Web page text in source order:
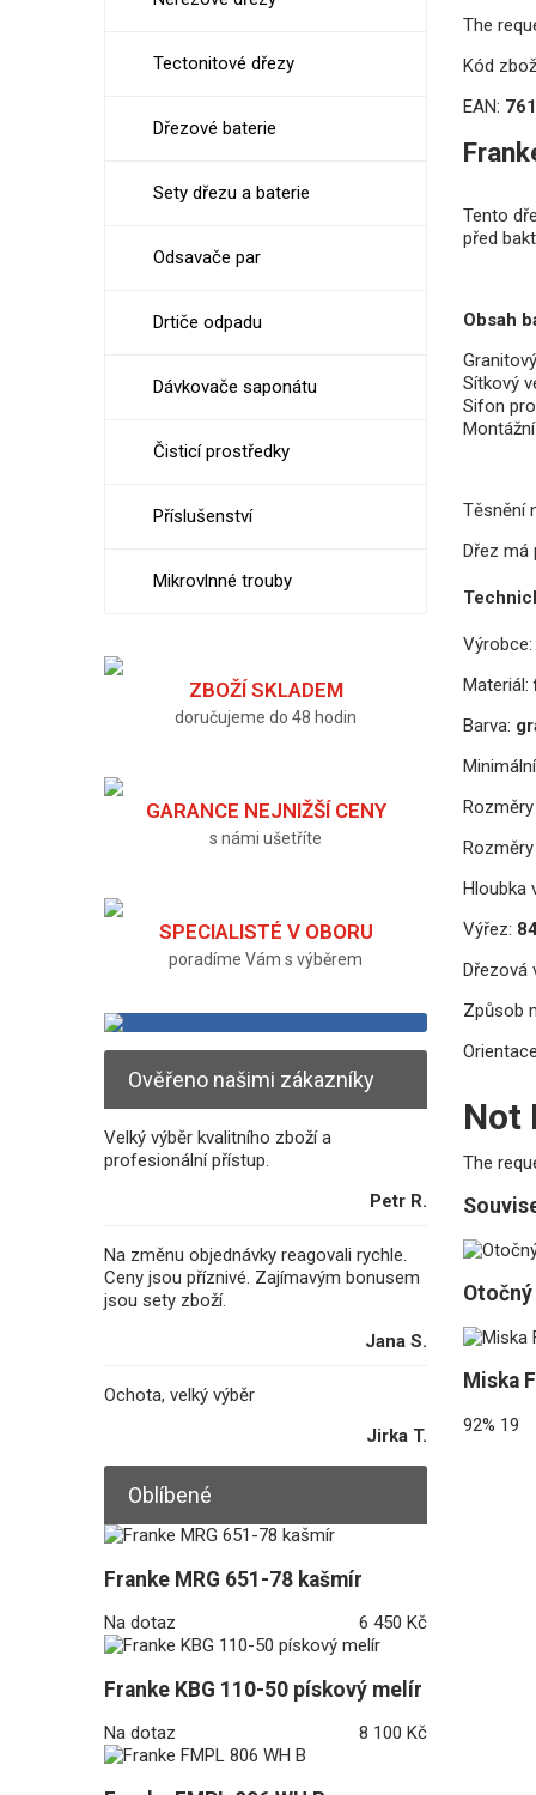
The
Kód
EAN:
Tento
před
Obsah
Sítkový
Sifon
Těsnění
Dřez má
Výrobce:
Materiál:
Barva:
Hloubka
Výřez:
Dřezová
Způsob
Not
The
Miska
92% 19
Tectonitové dřezy
Dřezové baterie
Sety dřezu a baterie
Odsavače par
Drtiče odpadu
Dávkovače saponátu
Čisticí prostředky
Příslušenství
Mikrovlnné trouby
ZBOŽÍ SKLADEM
doručujeme do 48 hodin
GARANCE NEJNIŽŠÍ CENY
s námi ušetříte
SPECIALISTÉ V OBORU
poradíme Vám s výběrem
Ověřeno našimi zákazníky
Velký výběr kvalitního zboží a
profesionální přístup.
Petr R.
Na změnu objednávky reagovali rychle.
Ceny jsou příznivé. Zajímavým bonusem
jsou sety zboží.
Jana S.
Ochota, velký výběr
Jirka T.
Oblíbené
Franke MRG 651-78 kašmír
Na dotaz 6 450 Kč
Franke KBG 110-50 pískový melír
Na dotaz 8 100 Kč